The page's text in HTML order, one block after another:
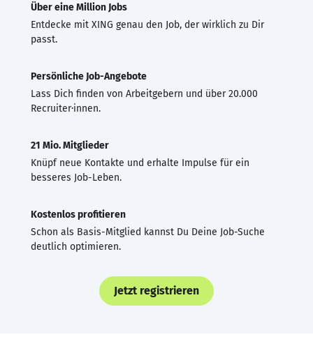
Über eine Million Jobs
Entdecke mit XING genau den Job, der wirklich zu Dir
passt.
Persönliche Job-Angebote
Lass Dich finden von Arbeitgebern und über 20.000
Recruiter·innen.
21 Mio. Mitglieder
Knüpf neue Kontakte und erhalte Impulse für ein
besseres Job-Leben.
Kostenlos profitieren
Schon als Basis-Mitglied kannst Du Deine Job-Suche
deutlich optimieren.
Jetzt registrieren